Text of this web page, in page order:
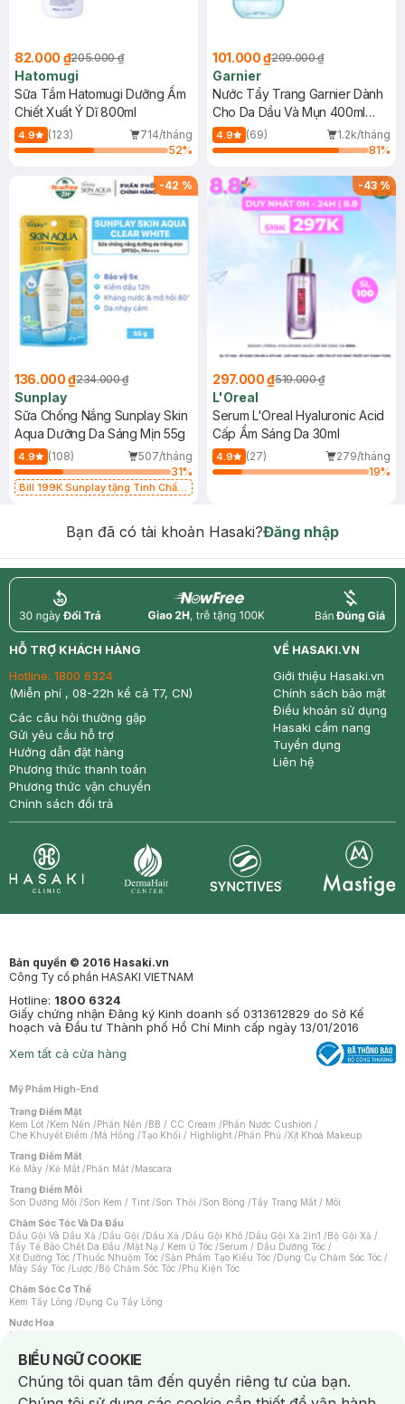
82.000 ₫205.000 ₫
Hatomugi
Sữa Tắm Hatomugi Dưỡng Ẩm
Chiết Xuất Ý Dĩ 800ml
4.9 (123)
714/tháng
52%
101.000 ₫209.000 ₫
Garnier
Nước Tẩy Trang Garnier Dành
Cho Da Dầu Và Mụn 400ml
(Mới)
4.9 (69)
1.2k/tháng
81%
-42 %
136.000 ₫234.000 ₫
Sunplay
Sữa Chống Nắng Sunplay Skin
Aqua Dưỡng Da Sáng Mịn 55g
4.9 (108)
507/tháng
31%
Bill 199K Sunplay tặng Tinh Chất
-43%
297.000 ₫519.000 ₫
L'Oreal
Serum L'Oreal Hyaluronic Acid
Cấp Ẩm Sáng Da 30ml
4.9 (27)
279/tháng
19%
Bạn đã có tài khoản Hasaki?Đăng nhập
return nowfree price
HỖ TRỢ KHÁCH HÀNG
Hotline: 1800 6324
(Miễn phí , 08-22h kể cả T7, CN)
Các câu hỏi thường gặp
Gửi yêu cầu hỗ trợ
Hướng dẫn đặt hàng
Phương thức thanh toán
Phương thức vận chuyển
Chính sách đổi trả
VỀ HASAKI.VN
Giới thiệu Hasaki.vn
Chính sách bảo mật
Điều khoản sử dụng
Hasaki cẩm nang
Tuyển dụng
Liên hệ
Bản quyền © 2016 Hasaki.vn
Công Ty cổ phần HASAKI VIETNAM
Hotline: 1800 6324
Giấy chứng nhận Đăng ký Kinh doanh số 0313612829 do Sở Kế
hoạch và Đầu tư Thành phố Hồ Chí Minh cấp ngày 13/01/2016
Xem tất cả cửa hàng
Mỹ Phẩm High-End
Trang Điểm Mặt
Kem Lót /Kem Nền /Phấn Nền /BB / CC Cream /Phấn Nước Cushion /
Che Khuyết Điểm /Má Hồng /Tạo Khối / Highlight /Phấn Phủ /Xịt Khoá Makeup
Trang Điểm Mắt
Kẻ Mày /Kẻ Mắt /Phấn Mắt /Mascara
Trang Điểm Môi
Son Dưỡng Môi /Son Kem / Tint /Son Thỏi /Son Bóng /Tẩy Trang Mắt / Môi
Chăm Sóc Tóc Và Da Đầu
Dầu Gội Và Dầu Xả /Dầu Gội /Dầu Xả /Dầu Gội Khô /Dầu Gội Xả 2in1 /Bộ Gội Xả /
Tẩy Tế Bào Chết Da Đầu /Mặt Nạ / Kem Ủ Tóc /Serum / Dầu Dưỡng Tóc /
Xịt Dưỡng Tóc /Thuốc Nhuộm Tóc /Sản Phẩm Tạo Kiểu Tóc /Dụng Cụ Chăm Sóc Tóc /
Máy Sấy Tóc /Lược /Bộ Chăm Sóc Tóc /Phụ Kiện Tóc
Chăm Sóc Cơ Thể
Kem Tẩy Lông /Dụng Cụ Tẩy Lông
Nước Hoa
Nước Hoa Nữ
Chăm Sóc Cá Nhân
Chống Muỗi /Khẩu Trang /Máy Massage/Mặt Nạ Xông Hơi /Nước Rửa Tay/
Sản Phẩm Chăm Sóc Khác /Bàn Chải Đánh Răng /Bàn Chải Điện/
Hỗ Trợ Trắng Răng/Kem Đánh Răng /Máy Tăm Nước/ Nước Súc Miệng/
BIỂU NGỮ COOKIE
Notice about cookies usage
Chúng tôi quan tâm đến quyền riêng tư của bạn.